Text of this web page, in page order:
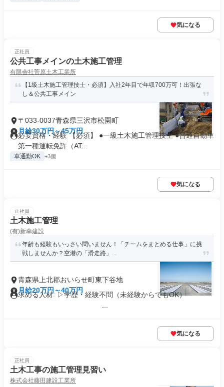
気になる
正社員
公共工事メインの土木施工管理
有限会社菅原土木工業所
【1級土木施工管理技士・必須】入社2年目で年収700万可！出張な
し＆公共工事メイン
〒033-0037青森県三沢市松園町
月給30万円～45万円
必要資格・経験 【必須】 ●一級土木施工管理技士 ●普通自動車
第一種運転免許（AT...
車通勤OK +3個
気になる
正社員
土木施工管理
(有)新幸建設
年齢も経験もいっさい問いません！「チームをまとめる仕事」に挑
戦しませんか？空港の「滑走路」...
青森県上北郡おいらせ町東下谷地
月給20万円～40万円
求める人材: ▷学歴・経験不問（未経験からでもOK）
気になる
正社員
土木工事の施工管理見習い
株式会社藤田建設工業所